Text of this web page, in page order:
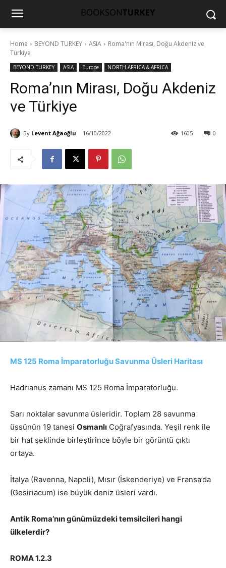
Home BEYOND TURKEY ASIA
Roma'nın Mirası, Doğu Akdeniz ve
Türkiye
BEYOND TURKEY ASIA Europe NORTH AFRICA & AFRICA
Roma’nın Mirası, Doğu Akdeniz
ve Türkiye
By Levent Ağaoğlu 16/10/2022 0
1605
MS 125 Roma İmparatorluğu Savunma Üsleri Haritası
Hadrianus zamanı MS 125 Roma İmparatorluğu.
Sarı noktalar savunma üsleridir. Toplam 28 savunma
üssünün 19 tanesi Osmanlı Coğrafyasında. Yeşil renk ile
bir hat şeklinde birleştirince böyle bir görüntü çıktı
ortaya.
İtalya (Ravenna, Napoli), Mısır (İskenderiye) ve Fransa’da
(Gesiriacum) ise büyük deniz üsleri vardı.
Antik Roma’nın günümüzdeki temsilcileri hangi
ülkelerdir?
ROMA 1.2.3